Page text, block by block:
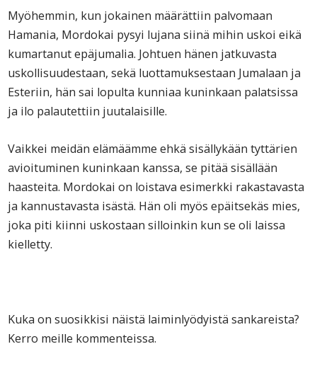
Myöhemmin, kun jokainen määrättiin palvomaan
Hamania, Mordokai pysyi lujana siinä mihin uskoi eikä
kumartanut epäjumalia. Johtuen hänen jatkuvasta
uskollisuudestaan, sekä luottamuksestaan Jumalaan ja
Esteriin, hän sai lopulta kunniaa kuninkaan palatsissa
ja ilo palautettiin juutalaisille.
Vaikkei meidän elämäämme ehkä sisällykään tyttärien
avioituminen kuninkaan kanssa, se pitää sisällään
haasteita. Mordokai on loistava esimerkki rakastavasta
ja kannustavasta isästä. Hän oli myös epäitsekäs mies,
joka piti kiinni uskostaan silloinkin kun se oli laissa
kielletty.
Kuka on suosikkisi näistä laiminlyödyistä sankareista?
Kerro meille kommenteissa.